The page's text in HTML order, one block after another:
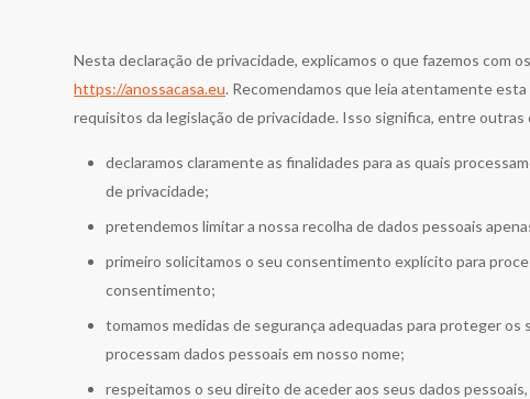
Nesta declaração de privacidade, explicamos o que fazemos com
https://anossacasa.eu. Recomendamos que leia atentamente
requisitos da legislação de privacidade. Isso significa, entre outras
declaramos claramente as finalidades para as quais
de privacidade;
pretendemos limitar a nossa recolha de dados pessoais
primeiro solicitamos o seu consentimento explícito para
consentimento;
tomamos medidas de segurança adequadas para proteger
processam dados pessoais em nosso nome;
respeitamos o seu direito de aceder aos seus dados